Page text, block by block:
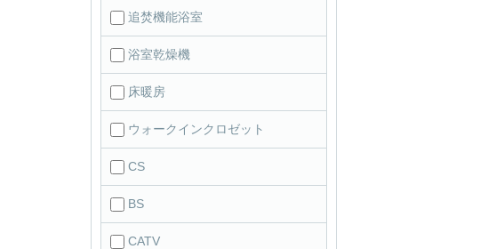
追焚機能浴室
浴室乾燥機
床暖房
ウォークインクロゼット
CS
BS
CATV